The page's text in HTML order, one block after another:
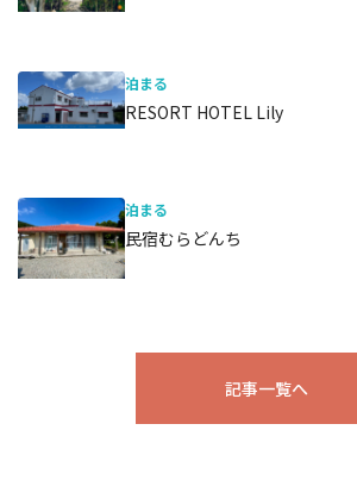
泊まる
RESORT HOTEL Lily
泊まる
民宿むらどんち
記事一覧へ